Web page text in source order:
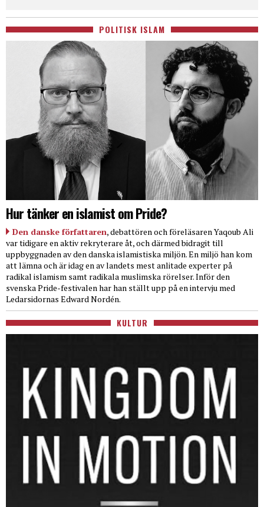
POLITISK ISLAM
Hur tänker en islamist om Pride?
Den danske författaren, debattören och föreläsaren Yaqoub Ali
var tidigare en aktiv rekryterare åt, och därmed bidragit till
uppbyggnaden av den danska islamistiska miljön. En miljö han kom
att lämna och är idag en av landets mest anlitade experter på
radikal islamism samt radikala muslimska rörelser. Inför den
svenska Pride-festivalen har han ställt upp på en intervju med
Ledarsidornas Edward Nordén.
KULTUR